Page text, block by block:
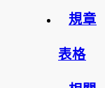
規章
表格